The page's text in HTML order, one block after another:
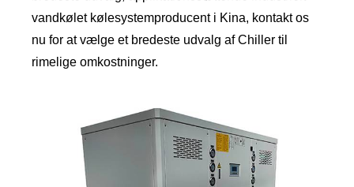
vandkølet kølesystemproducent i Kina, kontakt os
nu for at vælge et bredeste udvalg af Chiller til
rimelige omkostninger.